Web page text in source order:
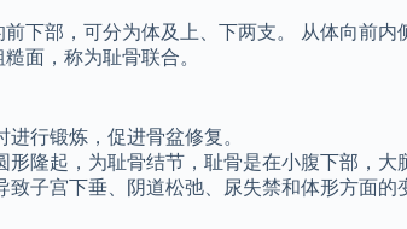
下部，可分为体及上、下两支。 从体向前
面，称为耻骨联合。
行锻炼，促进骨盆修复。
隆起，为耻骨结节，耻骨是在小腹下部，大
子宫下垂、阴道松弛、尿失禁和体形方面的